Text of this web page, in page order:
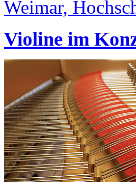
Weimar,
Violine im